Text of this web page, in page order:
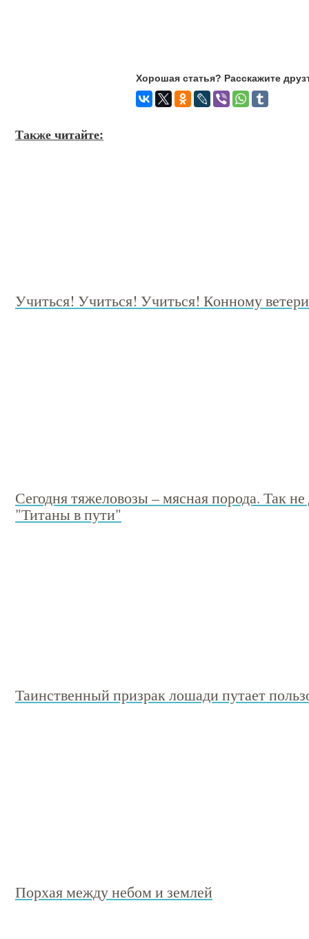
Хорошая статья? Расскажите
Также читайте:
Учиться! Учиться! Учиться! Конному
Сегодня тяжеловозы – мясная порода. Так
"Титаны в пути"
Таинственный призрак лошади путает
Порхая между небом и землей